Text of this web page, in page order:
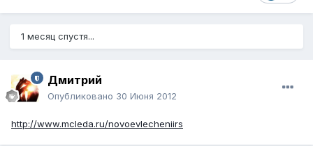
1 месяц спустя...
Дмитрий
Опубликовано 30 Июня 2012
http://www.mcleda.ru/novoevlecheniirs